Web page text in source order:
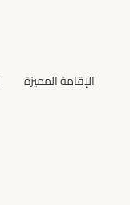
الإقامة المميزة